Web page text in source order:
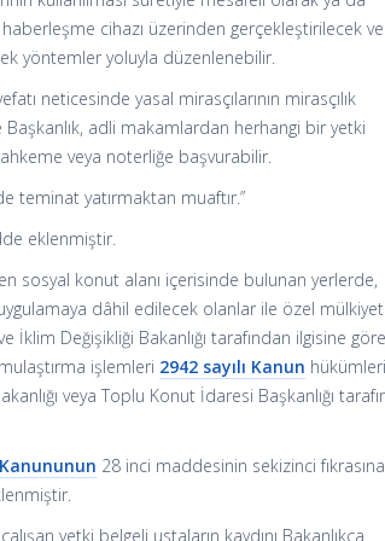
cihazı üzerinden gerçekleştirilecek ve
yöntemler yoluyla düzenlenebilir.
neticesinde yasal mirasçılarının mirasçılık
Başkanlık, adli makamlardan herhangi bir yetki
veya noterliğe başvurabilir.
teminat yatırmaktan muaftır.”
eklenmiştir.
sosyal konut alanı içerisinde bulunan yerlerde,
dâhil edilecek olanlar ile özel
Değişikliği Bakanlığı tarafından ilgisine göre
işlemleri 2942 sayılı Kanun hükümleri
veya Toplu Konut İdaresi Başkanlığı
28 inci maddesinin sekizinci fıkrasına
yetki belgeli ustaların kaydını Bakanlıkça